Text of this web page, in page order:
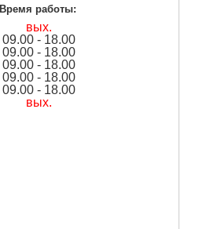
Время работы:
вых.
09.00 - 18.00
09.00 - 18.00
09.00 - 18.00
09.00 - 18.00
09.00 - 18.00
вых.